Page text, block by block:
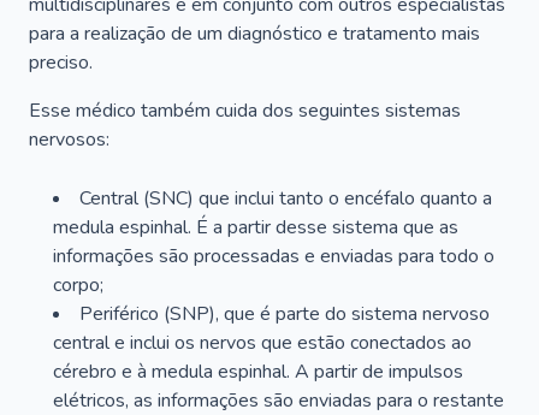
para a realização de um diagnóstico e tratamento mais
preciso.
Esse médico também cuida dos seguintes sistemas
nervosos:
Central (SNC) que inclui tanto o encéfalo quanto a
medula espinhal. É a partir desse sistema que as
informações são processadas e enviadas para todo o
corpo;
Periférico (SNP), que é parte do sistema nervoso
central e inclui os nervos que estão conectados ao
cérebro e à medula espinhal. A partir de impulsos
elétricos, as informações são enviadas para o restante